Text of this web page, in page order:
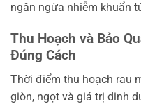
ngăn ngừa nhiễm khuẩn
Thu Hoạch và Bảo
Đúng Cách
Thời điểm thu hoạch rau
giòn, ngọt và giá trị dinh